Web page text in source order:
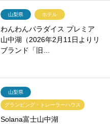
山梨県 ホテル
わんわんパラダイス プレミア
山中湖（2026年2月11日よりリ
ブランド「旧…
山梨県
グランピング・トレーラーハウス
Solana富士山中湖